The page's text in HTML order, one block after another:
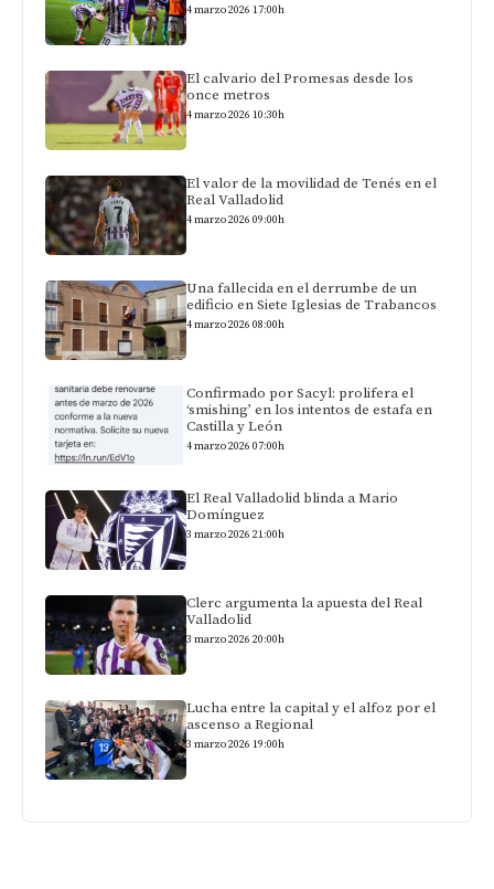
4 marzo 2026 17:00h
El calvario del Promesas desde los
once metros
4 marzo 2026 10:30h
El valor de la movilidad de Tenés en el
Real Valladolid
4 marzo 2026 09:00h
Una fallecida en el derrumbe de un
edificio en Siete Iglesias de Trabancos
4 marzo 2026 08:00h
Confirmado por Sacyl: prolifera el
‘smishing’ en los intentos de estafa en
Castilla y León
4 marzo 2026 07:00h
El Real Valladolid blinda a Mario
Domínguez
3 marzo 2026 21:00h
Clerc argumenta la apuesta del Real
Valladolid
3 marzo 2026 20:00h
Lucha entre la capital y el alfoz por el
ascenso a Regional
3 marzo 2026 19:00h